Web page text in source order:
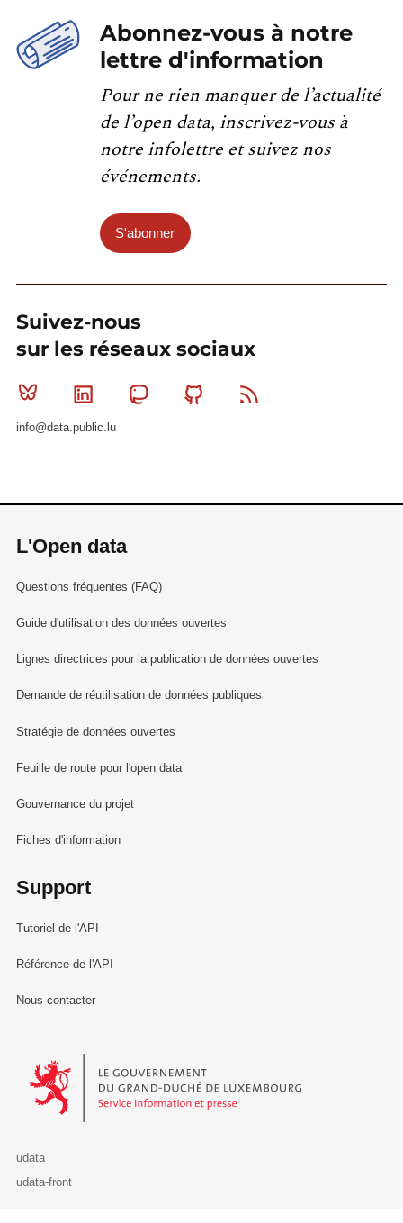
Abonnez-vous à notre
lettre d'information
Pour ne rien manquer de l’actualité
de l’open data, inscrivez-vous à
notre infolettre et suivez nos
événements.
S'abonner
Suivez-nous
sur les réseaux sociaux
Bluesky Linkedin MastodonGithub
info@data.public.lu
L'Open data
Questions fréquentes (FAQ)
Guide d'utilisation des données ouvertes
Lignes directrices pour la publication de données ouvertes
Demande de réutilisation de données publiques
Stratégie de données ouvertes
Feuille de route pour l'open data
Gouvernance du projet
Fiches d'information
Support
Tutoriel de l'API
Référence de l'API
Nous contacter
Le Gouvernement du Grand-Duché de Luxembourg - Service
udata
udata-front